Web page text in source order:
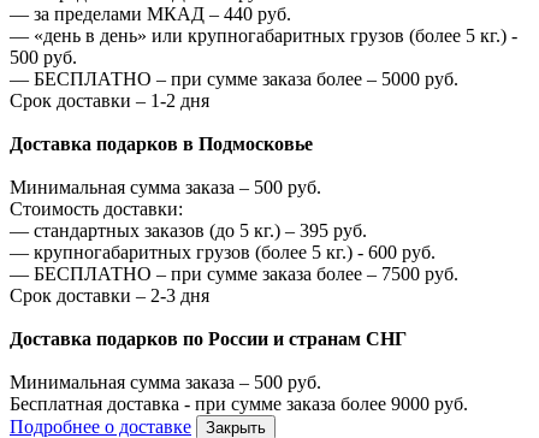
— за пределами МКАД – 440 руб.
— «день в день» или крупногабаритных грузов (более 5 кг.) -
500 руб.
— БЕСПЛАТНО – при сумме заказа более – 5000 руб.
Срок доставки – 1-2 дня
Доставка подарков в Подмосковье
Минимальная сумма заказа – 500 руб.
Стоимость доставки:
— стандартных заказов (до 5 кг.) – 395 руб.
— крупногабаритных грузов (более 5 кг.) - 600 руб.
— БЕСПЛАТНО – при сумме заказа более – 7500 руб.
Срок доставки – 2-3 дня
Доставка подарков по России и странам СНГ
Минимальная сумма заказа – 500 руб.
Бесплатная доставка - при сумме заказа более 9000 руб.
Подробнее о доставке
Закрыть